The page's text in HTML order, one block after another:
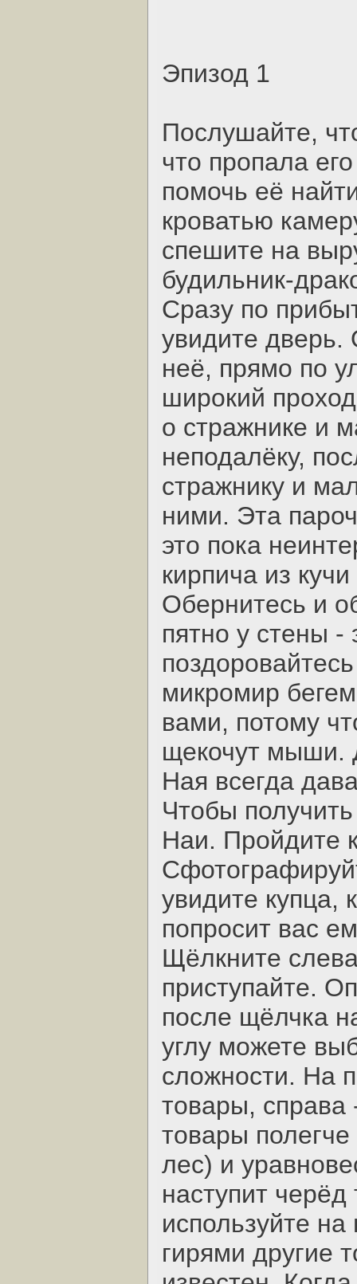
Эпизод 1
Послушайте,
что пропала
помочь её
кроватью
спешите на
будильник-
Сразу по
увидите дверь.
неё, прямо по
широкий
о стражнике и
неподалёку,
стражнику и
ними. Эта
это пока
кирпича из
Обернитесь и
пятно у стены -
микромир
вами, потому
щекочут мыши.
Ная всегда
Чтобы получить
Наи. Пройдите
увидите купца,
попросит вас
Щёлкните
приступайте.
после щёлчка
углу можете
сложности. На
товары, справа
товары
лес) и
наступит
используйте
гирями другие